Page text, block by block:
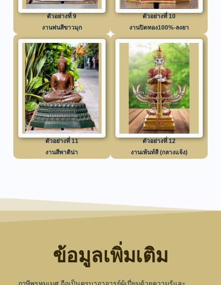
ตัวอย่างที่ 9
งานพ่นสีขาวมุก
ตัวอย่างที่ 10
งานปิดทอง100%-ลงยา
ตัวอย่างที่ 11
งานสีพาติน่า
ตัวอย่างที่ 12
งานเพ้นท์สี (กลางแจ้ง)
ข้อมูลเพิ่มเติม
ฤๅษีพรหมเมศ ถือเป็นครูบาอาจารย์ผู้เปี่ยมด้วยความรู้และ